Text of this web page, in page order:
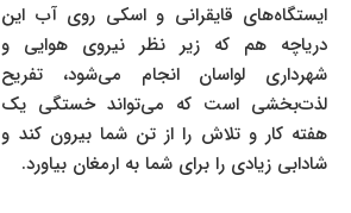
ایستگاه‌های قایقرانی و اسکی روی آب این
دریاچه هم که زیر نظر نیروی هوایی و
شهرداری لواسان انجام می‌شود، تفریح
لذت‌بخشی است که می‌تواند خستگی یک
هفته کار و تلاش را از تن شما بیرون کند و
شادابی زیادی را برای شما به ارمغان بیاورد.